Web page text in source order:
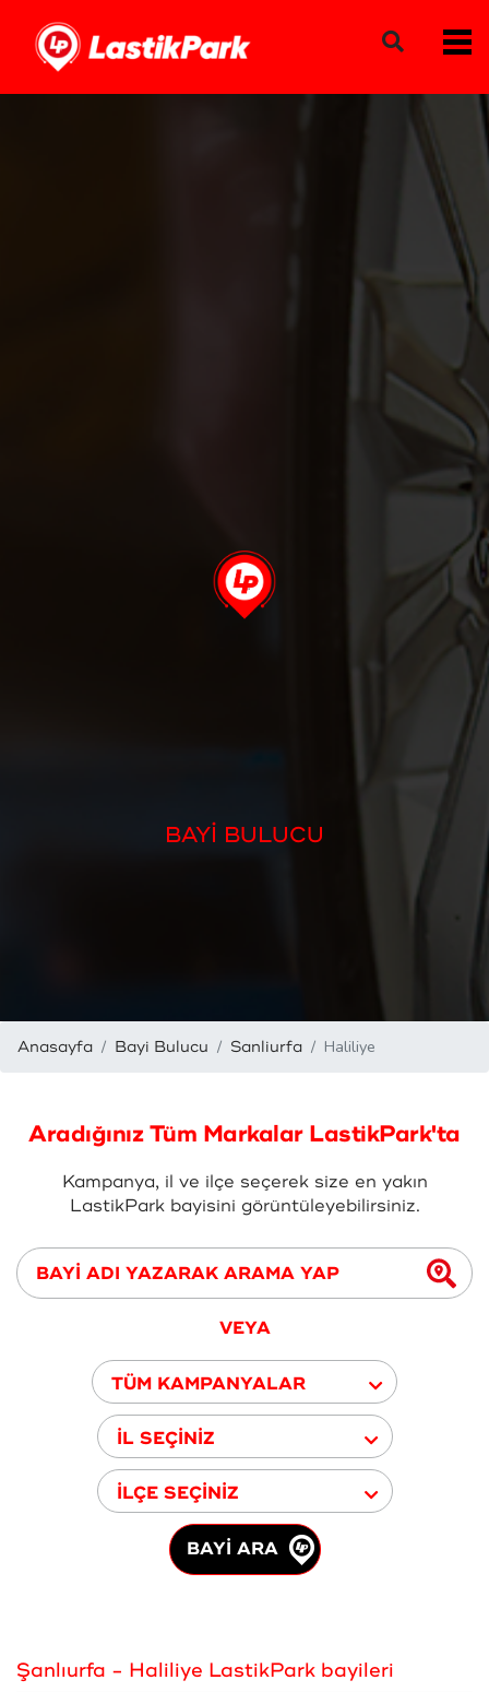
BAYİ BULUCU
Anasayfa Bayi Bulucu Sanliurfa Haliliye
Aradığınız Tüm Markalar LastikPark'ta
Kampanya, il ve ilçe seçerek size en yakın
LastikPark bayisini görüntüleyebilirsiniz.
VEYA
TÜM KAMPANYALAR
İL SEÇİNİZ
İLÇE SEÇİNİZ
BAYİ ARA
Şanlıurfa - Haliliye LastikPark bayileri